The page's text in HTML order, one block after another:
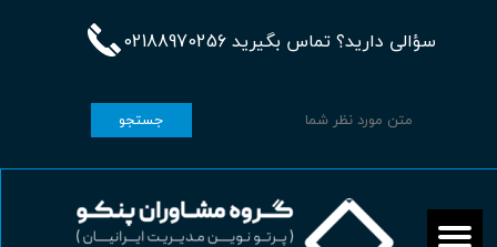
سؤالی دارید؟ تماس بگیرید 02188970256
جستجو